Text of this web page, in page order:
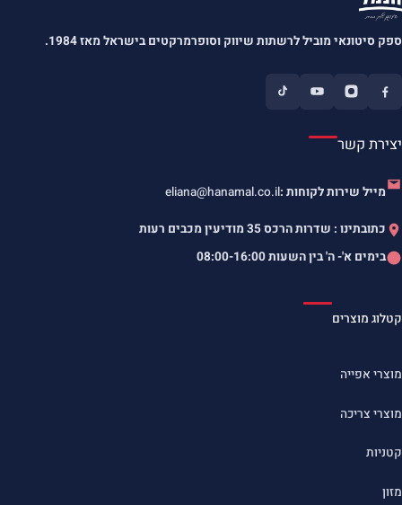
ספק סיטונאי מוביל לרשתות שיווק וסופרמרקטים בישראל מאז 1984.
יצירת קשר
מייל שירות לקוחות :eliana@hanamal.co.il
כתובתינו : שדרות הרכס 35 מודיעין מכבים רעות
בימים א'- ה' בין השעות08:00-16:00
קטלוג מוצרים
מוצרי אפייה
מוצרי צריכה
קטניות
מזון